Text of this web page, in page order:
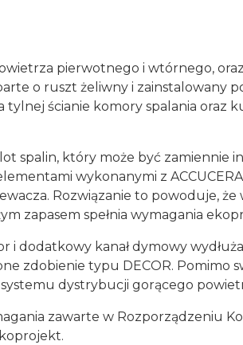
pierwotnego i wtórnego,
o ruszt żeliwny i zainstalowany
ścianie komory spalania oraz
spalin, który może być zamiennie
wykonanymi z
Rozwiązanie to powoduje, że
zapasem spełnia wymagania
i dodatkowy kanał dymowy
zdobienie typu DECOR. Pomimo
dystrybucji gorącego
zawarte w Rozporządzeniu